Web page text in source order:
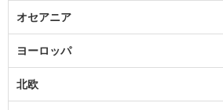
オセアニア
ヨーロッパ
北欧